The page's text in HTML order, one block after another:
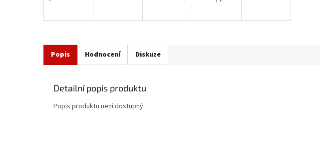
Popis Hodnocení Diskuze
Detailní popis produktu
Popis produktu není dostupný